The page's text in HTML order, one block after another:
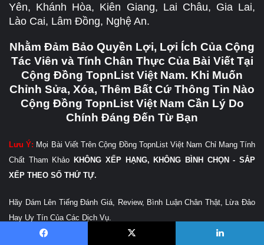
Yên, Khánh Hòa, Kiên Giang, Lai Châu, Gia Lai,
Lào Cai, Lâm Đồng, Nghệ An.
Nhằm Đảm Bảo Quyền Lợi, Lợi Ích Của Cộng
Tác Viên và Tính Chân Thực Của Bài Viết Tại
Cộng Đồng TopnList Việt Nam. Khi Muốn
Chỉnh Sửa, Xóa, Thêm Bất Cứ Thông Tin Nào
Cộng Đồng TopnList Việt Nam Cần Lý Do
Chính Đáng Đến Từ Bạn
Lưu Ý: Mọi Bài Viết Trên Cộng Đồng TopnList Việt Nam Chỉ Mang Tính
Chất Tham Khảo KHÔNG XẾP HẠNG, KHÔNG BÌNH CHỌN - SẮP
XẾP THEO SỐ THỨ TỰ.
Hãy Dám Lên Tiếng Đánh Giá, Review, Bình Luận Chân Thật, Lừa Đảo
Hay Uy Tín Của Các Dịch Vụ.